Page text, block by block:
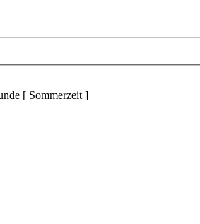
[ Sommerzeit ]